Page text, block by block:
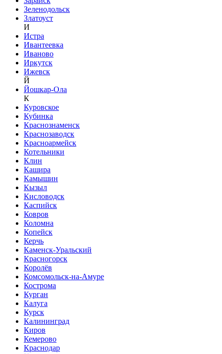
Зеленодольск
Златоуст
И
Истра
Ивантеевка
Иваново
Иркутск
Ижевск
Й
Йошкар-Ола
К
Куровское
Кубинка
Краснознаменск
Краснозаводск
Красноармейск
Котельники
Клин
Кашира
Камышин
Кызыл
Кисловодск
Каспийск
Ковров
Коломна
Копейск
Керчь
Каменск-Уральский
Красногорск
Королёв
Комсомольск-на-Амуре
Кострома
Курган
Калуга
Курск
Калининград
Киров
Кемерово
Краснодар